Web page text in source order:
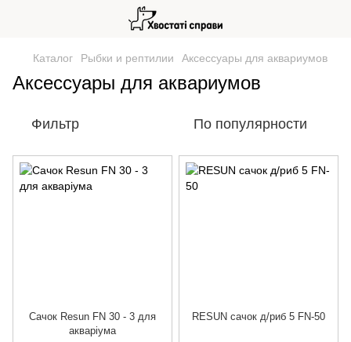
Каталог Рыбки и рептилии Аксессуары для аквариумов
Аксессуары для аквариумов
Фильтр По популярности
Сачок Resun FN 30 - 3 для
акваріума
RESUN сачок д/риб 5 FN-50